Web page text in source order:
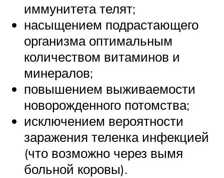
иммунитета телят;
насыщением подрастающего
организма оптимальным
количеством витаминов и
минералов;
повышением выживаемости
новорожденного потомства;
исключением вероятности
заражения теленка инфекцией
(что возможно через вымя
больной коровы).